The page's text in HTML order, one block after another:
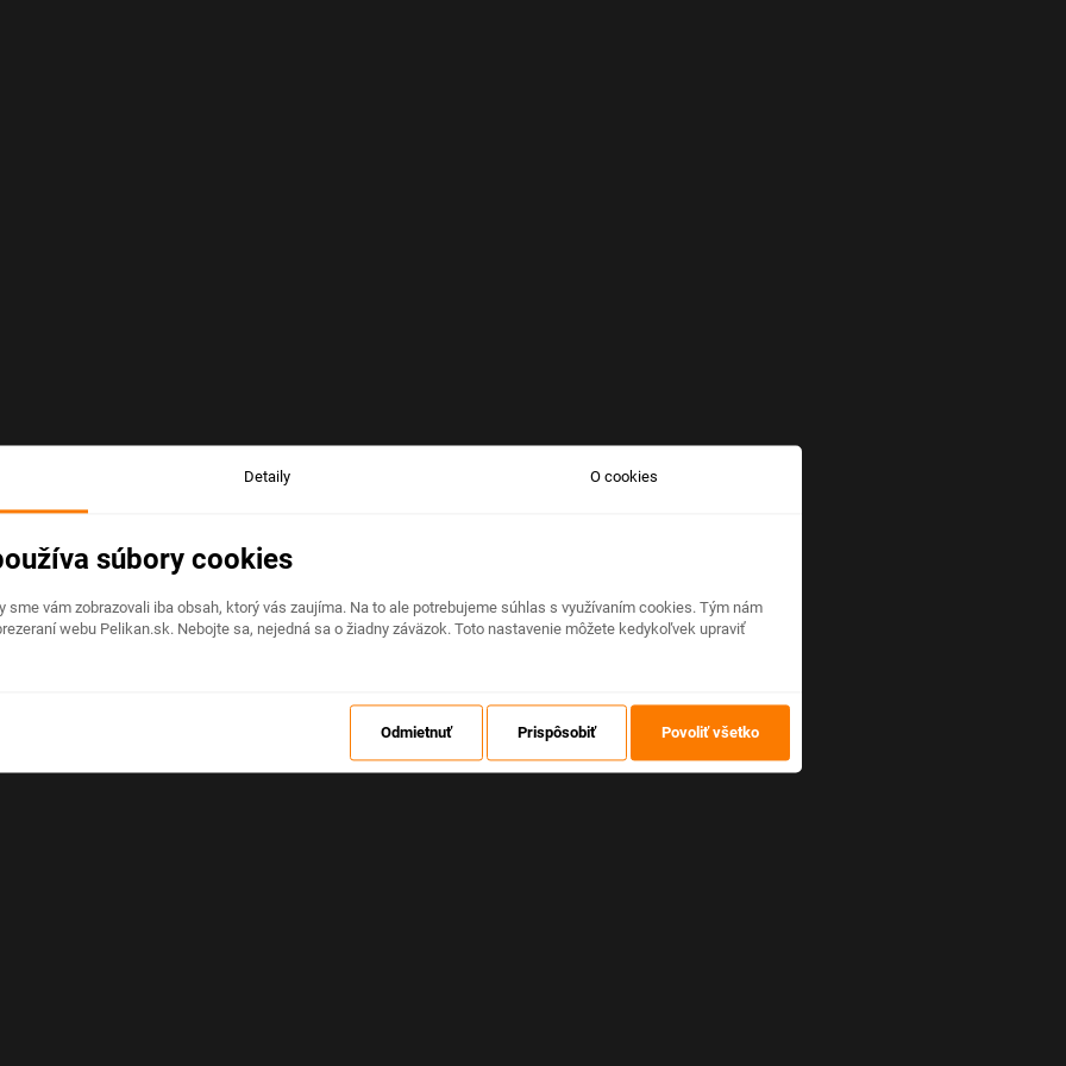
Na stránke nastala neočakávaná chyba
Detaily O cookies
súbory cookies
sme vám zobrazovali iba obsah, ktorý vás zaujíma. Na to ale potrebujeme súhlas s využívaním cookies. Tým nám
webu Pelikan.sk. Nebojte sa, nejedná sa o žiadny záväzok. Toto nastavenie môžete kedykoľvek upraviť
Odmietnuť Prispôsobiť Povoliť všetko